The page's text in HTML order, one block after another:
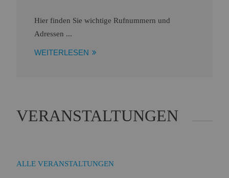
Hier finden Sie wichtige Rufnummern und
Adressen ...
WEITERLESEN
VERANSTALTUNGEN
ALLE VERANSTALTUNGEN